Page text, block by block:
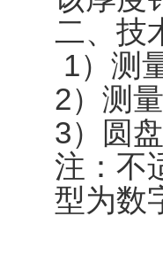
二、技
1）测
2）测
3）圆
注：不
型为数